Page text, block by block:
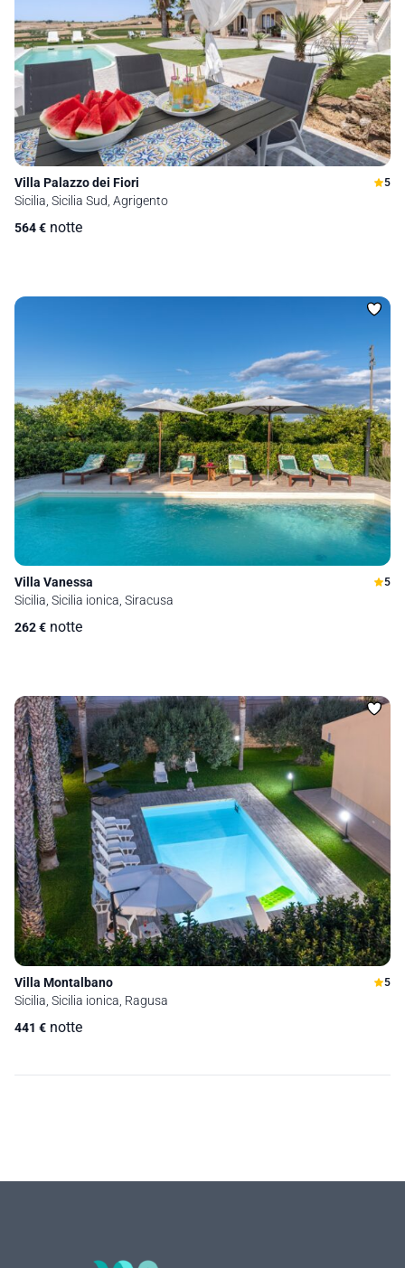
Villa Palazzo dei Fiori 5
Sicilia, Sicilia Sud, Agrigento
564€ notte
Villa Vanessa 5
Sicilia, Sicilia ionica, Siracusa
262€ notte
Villa Montalbano 5
Sicilia, Sicilia ionica, Ragusa
441 € notte